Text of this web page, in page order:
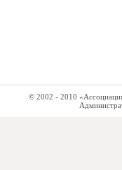
© 2002 - 2010 «Ассоциация